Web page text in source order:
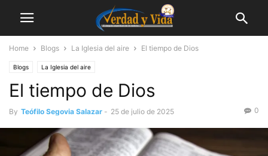
Home Blogs La Iglesia del aire El tiempo de Dios
Blogs La Iglesia del aire
El tiempo de Dios
By Teófilo Segovia Salazar - 25 de julio de 2025 0